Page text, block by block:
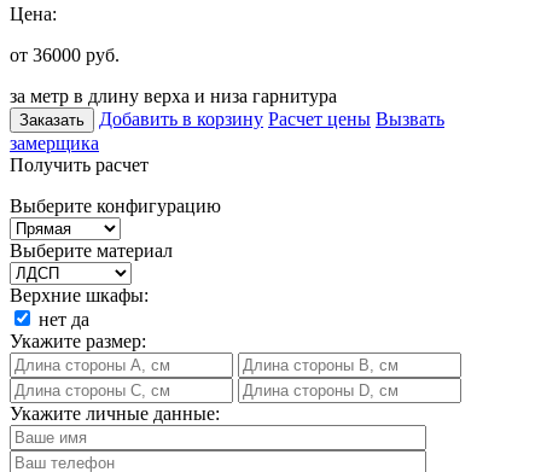
Цена:
от 36000 руб.
за метр в длину верха и низа гарнитура
Заказать Добавить в корзину Расчет цены Вызвать
замерщика
Получить расчет
Выберите конфигурацию
Выберите материал
Верхние шкафы:
нет да
Укажите размер:
Укажите личные данные: